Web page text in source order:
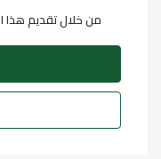
من خلال تقديم هذا